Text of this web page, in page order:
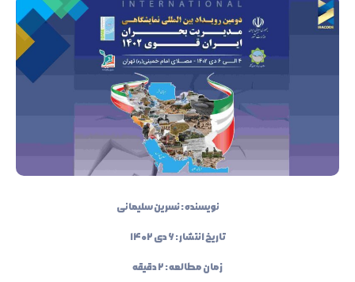
نویسنده :نسرین سلیمانی
تاریخ انتشار : ۶ دی ۱۴۰۲
زمان مطالعه : ۲ دقیقه